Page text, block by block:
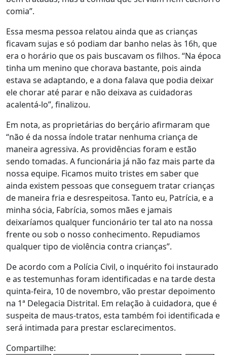
comia”.
Essa mesma pessoa relatou ainda que as crianças
ficavam sujas e só podiam dar banho nelas às 16h, que
era o horário que os pais buscavam os filhos. “Na época
tinha um menino que chorava bastante, pois ainda
estava se adaptando, e a dona falava que podia deixar
ele chorar até parar e não deixava as cuidadoras
acalentá-lo”, finalizou.
Em nota, as proprietárias do berçário afirmaram que
“não é da nossa índole tratar nenhuma criança de
maneira agressiva. As providências foram e estão
sendo tomadas. A funcionária já não faz mais parte da
nossa equipe. Ficamos muito tristes em saber que
ainda existem pessoas que conseguem tratar crianças
de maneira fria e desrespeitosa. Tanto eu, Patrícia, e a
minha sócia, Fabrícia, somos mães e jamais
deixaríamos qualquer funcionário ter tal ato na nossa
frente ou sob o nosso conhecimento. Repudiamos
qualquer tipo de violência contra crianças”.
De acordo com a Polícia Civil, o inquérito foi instaurado
e as testemunhas foram identificadas e na tarde desta
quinta-feira, 10 de novembro, vão prestar depoimento
na 1ª Delegacia Distrital. Em relação à cuidadora, que é
suspeita de maus-tratos, esta também foi identificada e
será intimada para prestar esclarecimentos.
Compartilhe: